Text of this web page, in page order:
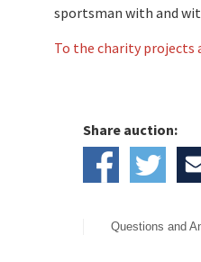
sportsman with and
To the charity projects
Share auction:
Questions and